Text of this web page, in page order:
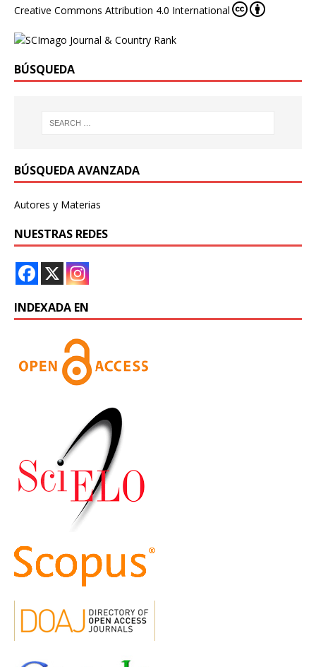
Creative Commons Attribution 4.0 International
BÚSQUEDA
BÚSQUEDA AVANZADA
Autores y Materias
NUESTRAS REDES
INDEXADA EN